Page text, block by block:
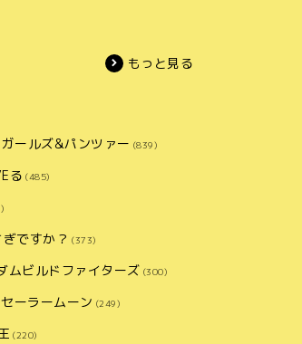
もっと見る
ガールズ&パンツァー (839)
る (485)
ですか？ (373)
ムビルドファイターズ (300)
セーラームーン (249)
(220)